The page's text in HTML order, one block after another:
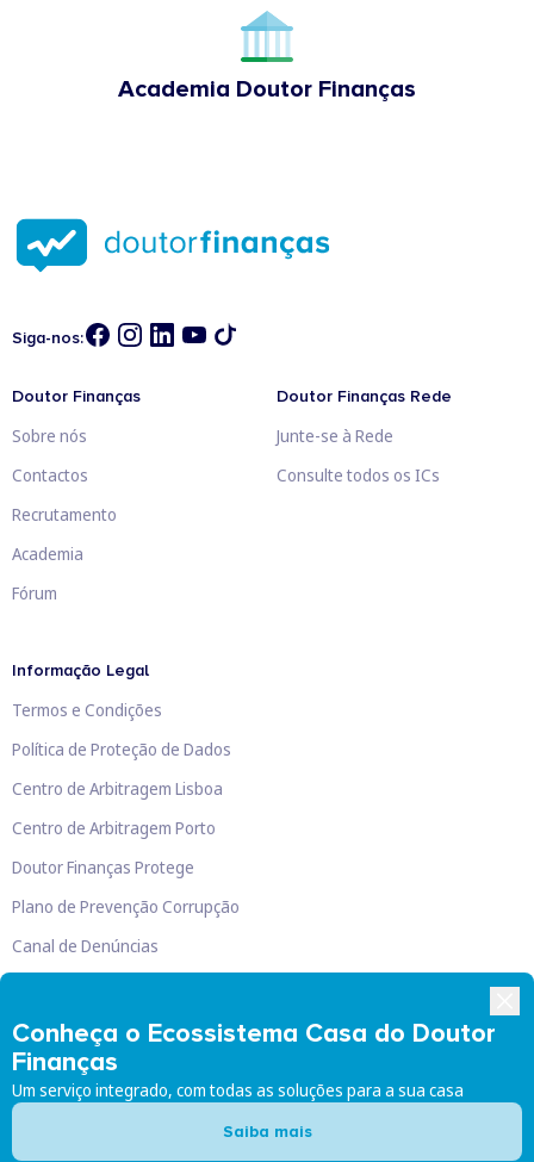
Academia Doutor Finanças
Conheça o Ecossistema Casa do Doutor
Finanças
Um serviço integrado, com todas as soluções para a sua casa
Saiba mais
Siga-nos:
Doutor Finanças
Sobre nós
Contactos
Recrutamento
Academia
Fórum
Doutor Finanças Rede
Junte-se à Rede
Consulte todos os ICs
Informação Legal
Termos e Condições
Política de Proteção de Dados
Centro de Arbitragem Lisboa
Centro de Arbitragem Porto
Doutor Finanças Protege
Plano de Prevenção Corrupção
Canal de Denúncias
Doutor Finanças, Lda